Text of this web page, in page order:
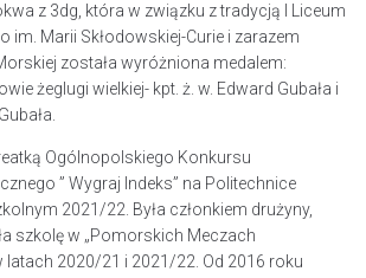
z 3dg, która w związku z tradycją I Liceum
im. Marii Skłodowskiej-Curie i zarazem
została wyróżniona medalem:
żeglugi wielkiej- kpt. ż. w. Edward Gubała i
Ogólnopolskiego Konkursu
” Wygraj Indeks” na Politechnice
2021/22. Była członkiem drużyny,
szkolę w „Pomorskich Meczach
latach 2020/21 i 2021/22. Od 2016 roku